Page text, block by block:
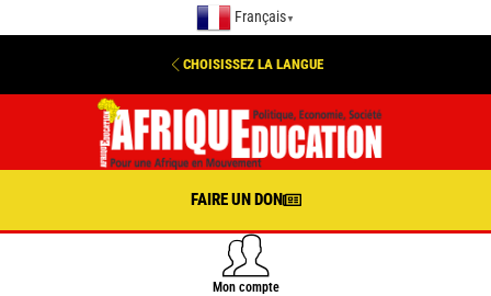
Français ▼
CHOISISSEZ LA LANGUE
FAIRE UN DON
Mon compte